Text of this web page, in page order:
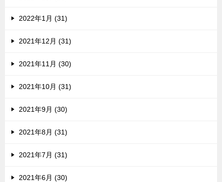
2022年1月 (31)
2021年12月 (31)
2021年11月 (30)
2021年10月 (31)
2021年9月 (30)
2021年8月 (31)
2021年7月 (31)
2021年6月 (30)